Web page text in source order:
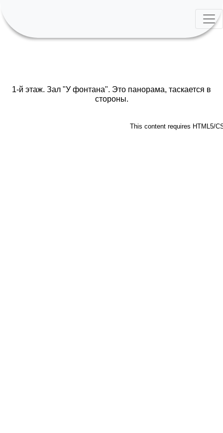
1-й этаж. Зал "У фонтана". Это панорама, таскается в
стороны.
This content requires HTML5/